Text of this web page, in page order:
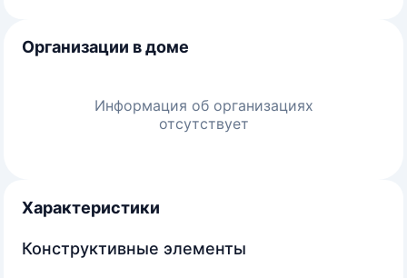
Организации в доме
Информация об организациях
отсутствует
Характеристики
Конструктивные элементы